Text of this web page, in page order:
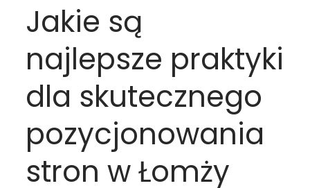
Jakie są
najlepsze praktyki
dla skutecznego
pozycjonowania
stron w Łomży